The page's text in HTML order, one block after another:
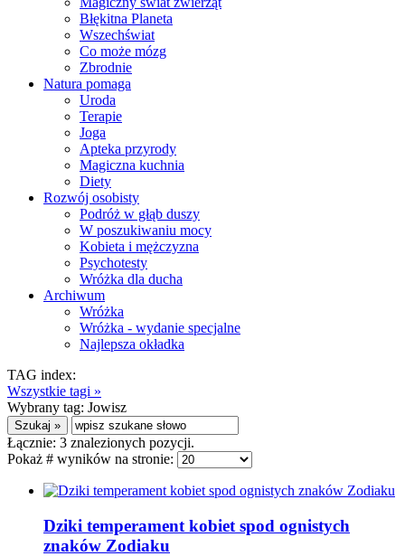
Błękitna Planeta
Wszechświat
Co może mózg
Zbrodnie
Natura pomaga
Uroda
Terapie
Joga
Apteka przyrody
Magiczna kuchnia
Diety
Rozwój osobisty
Podróż w głąb duszy
W poszukiwaniu mocy
Kobieta i mężczyzna
Psychotesty
Wróżka dla ducha
Archiwum
Wróżka
Wróżka - wydanie specjalne
Najlepsza okładka
TAG index:
Wszystkie tagi »
Wybrany tag: Jowisz
Łącznie: 3 znalezionych pozycji.
Pokaż # wyników na stronie:
Dziki temperament kobiet spod ognistych
znaków Zodiaku